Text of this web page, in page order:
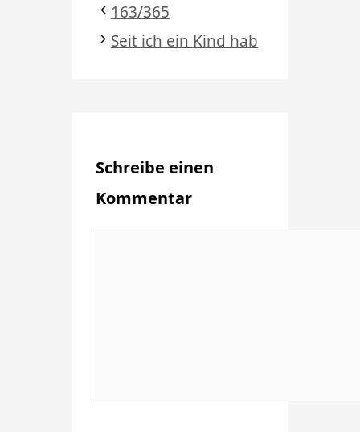
163/365
Seit ich ein Kind hab
Schreibe einen
Kommentar